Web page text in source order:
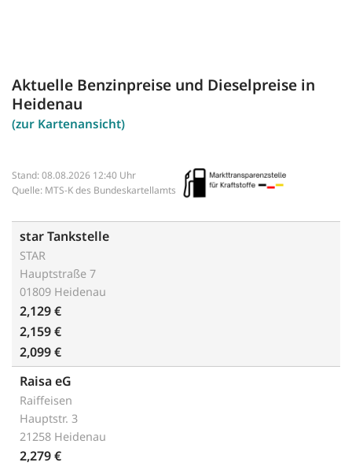
Aktuelle Benzinpreise und Dieselpreise in
Heidenau
(zur Kartenansicht)
Stand: 08.08.2026 12:40 Uhr
Quelle: MTS-K des Bundeskartellamts
star Tankstelle
STAR
Hauptstraße 7
01809 Heidenau
2,129 €
2,159 €
2,099 €
Raisa eG
Raiffeisen
Hauptstr. 3
21258 Heidenau
2,279 €